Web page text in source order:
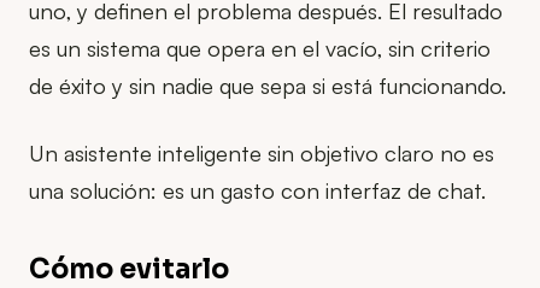
uno, y definen el problema después. El resultado
es un sistema que opera en el vacío, sin criterio
de éxito y sin nadie que sepa si está funcionando.
Un asistente inteligente sin objetivo claro no es
una solución: es un gasto con interfaz de chat.
Cómo evitarlo